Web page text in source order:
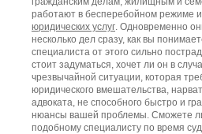
работают в бесперебойном режиме
юридических услуг. Одновременно
несколько дел сразу, как вы
специалиста от этого сильно
стоит задуматься, хочет ли он в
чрезвычайной ситуации, которая
юридического вмешательства,
адвоката, не способного быстро и
нюансы вашей проблемы. Сможете
подобному специалисту по время